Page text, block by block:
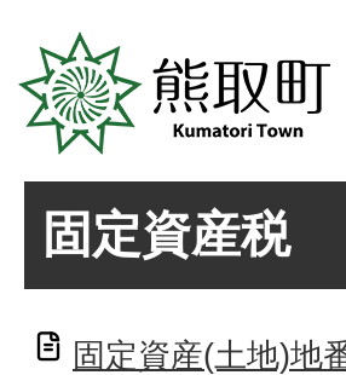
固定資産税
固定資産(土地)地